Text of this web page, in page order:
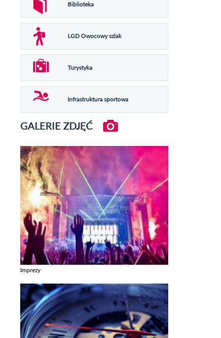
Biblioteka
LGD Owocowy szlak
Turystyka
Infrastruktura sportowa
GALERIE ZDJĘĆ
Imprezy